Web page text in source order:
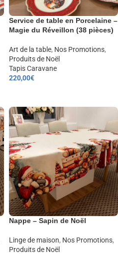
Service de table en Porcelaine –
Magie du Réveillon (38 pièces)
Art de la table, Nos Promotions,
Produits de Noël
Tapis Caravane
220,00€
Nappe – Sapin de Noël
Linge de maison, Nos Promotions,
Produits de Noël